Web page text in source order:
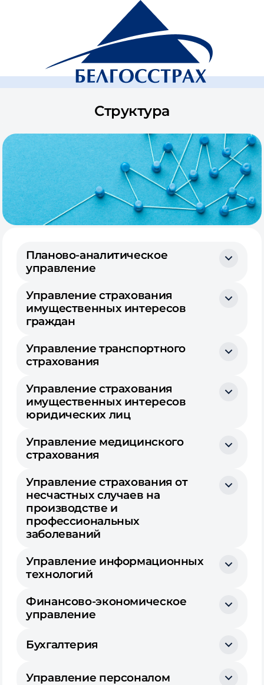
Белгосстрах, страховая компания О компании
Структура
Планово-аналитическое
управление
Управление страхования
имущественных интересов
граждан
Управление транспортного
страхования
Управление страхования
имущественных интересов
юридических лиц
Управление медицинского
страхования
Управление страхования от
несчастных случаев на
производстве и
профессиональных
заболеваний
Управление информационных
технологий
Финансово-экономическое
управление
Бухгалтерия
Управление персоналом